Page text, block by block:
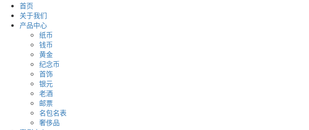
首页
关于我们
产品中心
纸币
钱币
黄金
纪念币
首饰
银元
老酒
邮票
名包名表
奢侈品